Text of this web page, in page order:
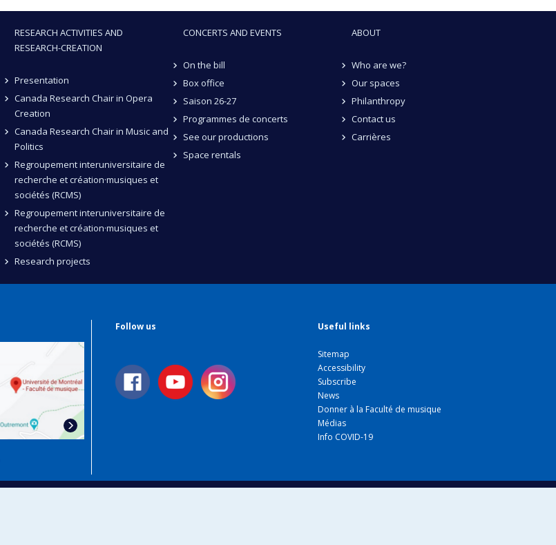
RESEARCH ACTIVITIES AND
RESEARCH-CREATION
Presentation
Canada Research Chair in Opera
Creation
Canada Research Chair in Music and
Politics
Regroupement interuniversitaire de
recherche et création·musiques et
sociétés (RCMS)
Regroupement interuniversitaire de
recherche et création·musiques et
sociétés (RCMS)
Research projects
CONCERTS AND EVENTS
On the bill
Box office
Saison 26-27
Programmes de concerts
See our productions
Space rentals
ABOUT
Who are we?
Our spaces
Philanthropy
Contact us
Carrières
Follow us Useful links
Sitemap
Accessibility
Subscribe
News
Donner à la Faculté de musique
Médias
Info COVID-19